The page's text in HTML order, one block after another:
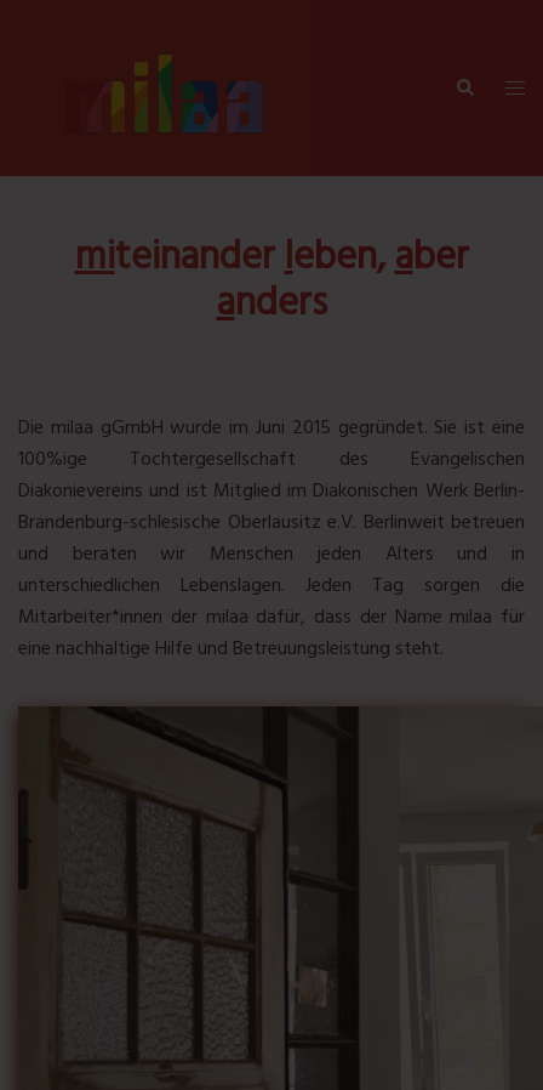
Suche
miteinanderleben,aber
anders
Die milaa gGmbH wurde im Juni 2015 gegründet. Sie ist eine
100%ige Tochtergesellschaft des Evangelischen
Diakonievereins und ist Mitglied im Diakonischen Werk Berlin-
Brandenburg-schlesische Oberlausitz e.V. Berlinweit betreuen
und beraten wir Menschen jeden Alters und in
unterschiedlichen Lebenslagen. Jeden Tag sorgen die
Mitarbeiter*innen der milaa dafür, dass der Name milaa für
eine nachhaltige Hilfe und Betreuungsleistung steht.